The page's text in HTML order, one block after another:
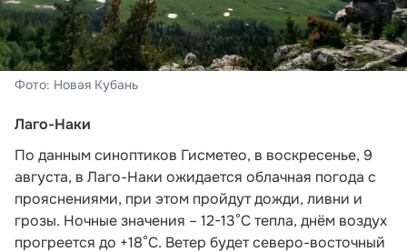
Фото: Новая Кубань
Лаго-Наки
По данным синоптиков Гисметео, в воскресенье, 9
августа, в Лаго-Наки ожидается облачная погода с
прояснениями, при этом пройдут дожди, ливни и
грозы. Ночные значения – 12-13°С тепла, днём воздух
прогреется до +18°С. Ветер будет северо-восточный